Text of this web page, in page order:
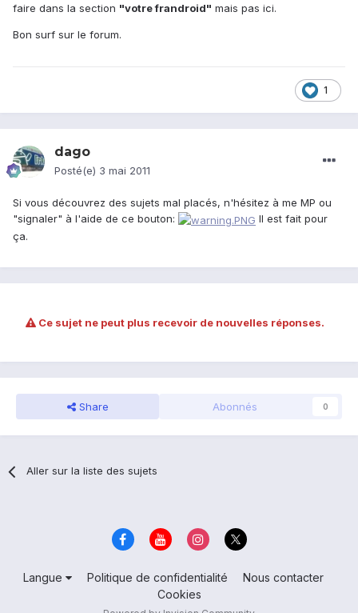
faire dans la section "votre frandroid" mais pas ici.
Bon surf sur le forum.
1
dago
Posté(e) 3 mai 2011
Si vous découvrez des sujets mal placés, n'hésitez à me MP ou
"signaler" à l'aide de ce bouton:
Il est fait pour
ça.
Ce sujet ne peut plus recevoir de nouvelles réponses.
Share Abonnés 0
Aller sur la liste des sujets
Langue Politique de confidentialité
Nous contacter
Cookies